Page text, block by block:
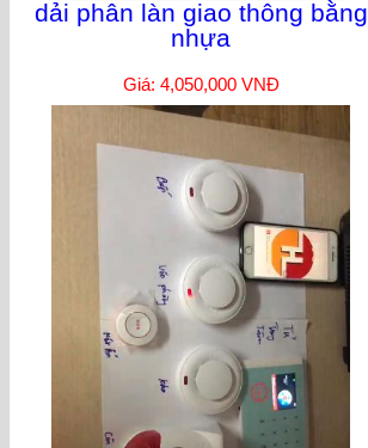
dải phân làn giao thông bằng
nhựa
Giá: 4,050,000 VNĐ